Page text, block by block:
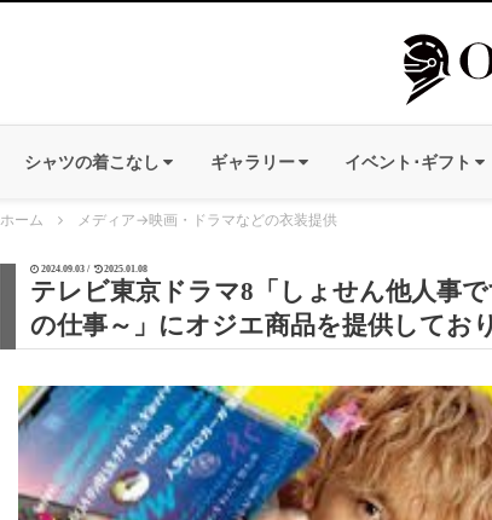
シャツの着こなし ギャラリー イベント･ギフト
ホーム メディア→映画・ドラマなどの衣装提供
2024.09.03 / 2025.01.08
テレビ東京ドラマ8「しょせん他人事
の仕事～」にオジエ商品を提供してお